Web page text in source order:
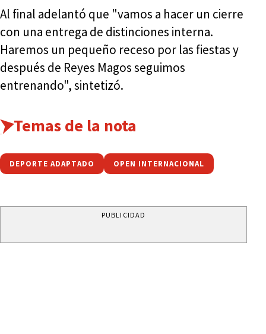
Al final adelantó que "vamos a hacer un cierre
con una entrega de distinciones interna.
Haremos un pequeño receso por las fiestas y
después de Reyes Magos seguimos
entrenando", sintetizó.
Temas de la nota
DEPORTE ADAPTADO OPEN INTERNACIONAL
PUBLICIDAD